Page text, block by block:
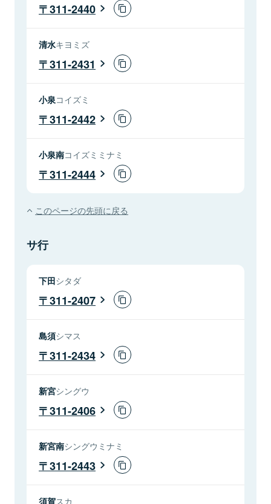
311-2440
清水キヨミズ
311-2431
小泉コイズミ
311-2442
小泉南コイズミミナミ
311-2444
このページの先頭に戻る
サ行
下田シタダ
311-2407
島須シマス
311-2434
新宮シングウ
311-2406
新宮南シングウミナミ
311-2443
須賀スカ